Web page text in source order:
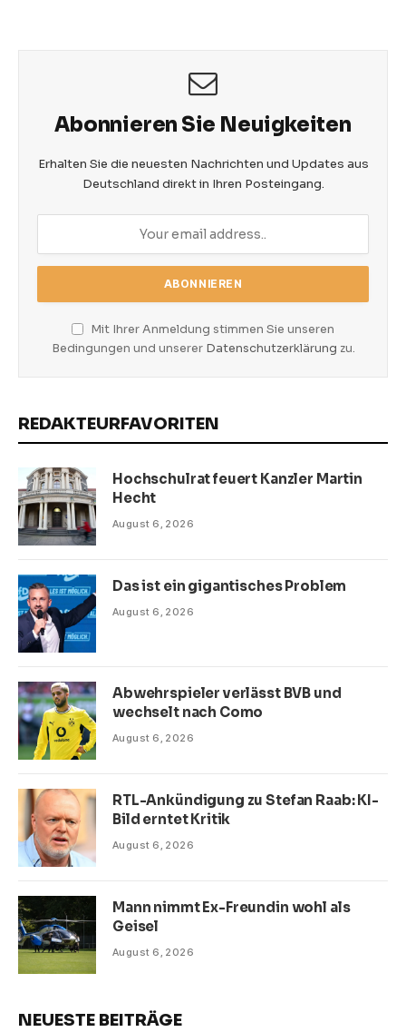
Abonnieren Sie Neuigkeiten
Erhalten Sie die neuesten Nachrichten und Updates aus
Deutschland direkt in Ihren Posteingang.
Mit Ihrer Anmeldung stimmen Sie unseren
Bedingungen und unserer Datenschutzerklärung zu.
REDAKTEURFAVORITEN
Hochschulrat feuert Kanzler Martin
Hecht
August 6, 2026
Das ist ein gigantisches Problem
August 6, 2026
Abwehrspieler verlässt BVB und
wechselt nach Como
August 6, 2026
RTL-Ankündigung zu Stefan Raab: KI-
Bild erntet Kritik
August 6, 2026
Mann nimmt Ex-Freundin wohl als
Geisel
August 6, 2026
NEUESTE BEITRÄGE